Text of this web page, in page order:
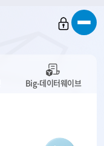
Big-데이터웨이브